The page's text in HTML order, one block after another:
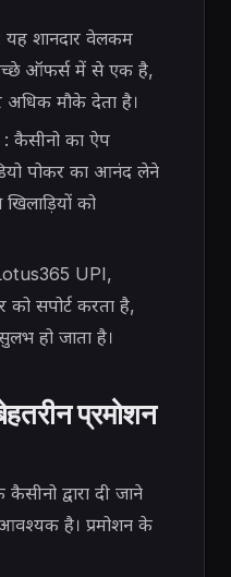
शानदार वेलकम
ऑफर्स में से एक है,
मौके देता है।
कैसीनो का ऐप
पोकर का आनंद लेने
को
UPI,
सपोर्ट करता है,
हो जाता है।
प्रमोशन
द्वारा दी जाने
है। प्रमोशन के